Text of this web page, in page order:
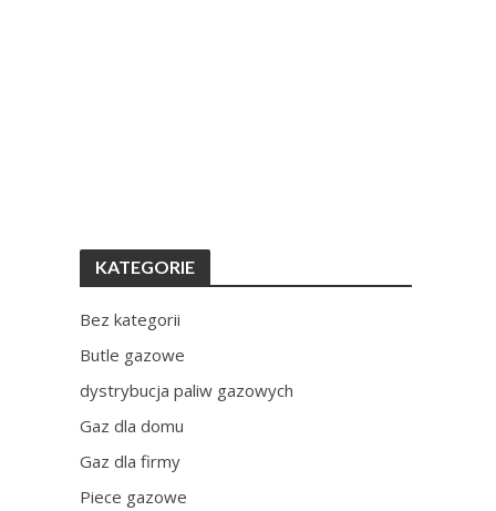
KATEGORIE
Bez kategorii
Butle gazowe
dystrybucja paliw gazowych
Gaz dla domu
Gaz dla firmy
Piece gazowe